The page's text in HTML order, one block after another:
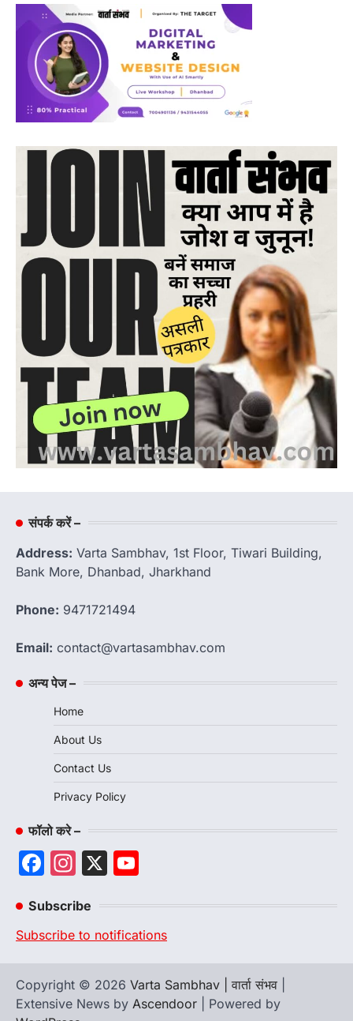
संपर्क करें –
Address: Varta Sambhav, 1st Floor, Tiwari Building,
Bank More, Dhanbad, Jharkhand
Phone: 9471721494
Email: contact@vartasambhav.com
अन्य पेज –
Home
About Us
Contact Us
Privacy Policy
फॉलो करे –
Facebook
Instagram
X
Subscribe
Subscribe to notifications
Copyright © 2026 Varta Sambhav | वार्ता संभव
Extensive News by Ascendoor | Powered by